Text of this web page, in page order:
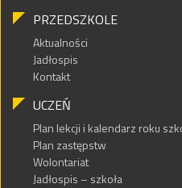
PRZEDSZKOLE
Aktualności
Jadłospis
Kontakt
UCZEŃ
Plan lekcji i kalendarz roku
Plan zastępstw
Wolontariat
Jadłospis – szkoła